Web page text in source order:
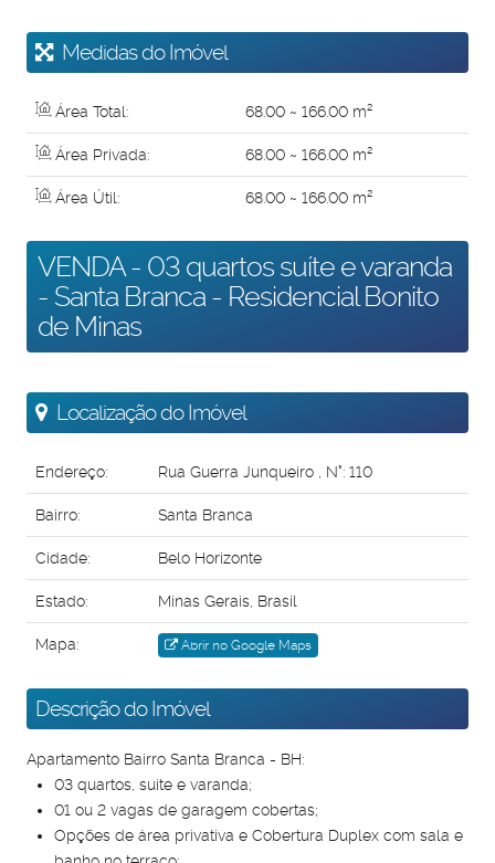
Medidas do Imóvel
Área Total: 68.00 ~ 166.00 m²
Área Privada: 68.00 ~ 166.00 m²
Área Útil: 68.00 ~ 166.00 m²
VENDA - 03 quartos suíte e varanda
- Santa Branca - Residencial Bonito
de Minas
Localização do Imóvel
Endereço: Rua Guerra Junqueiro N°: 110
Bairro: Santa Branca
Cidade: Belo Horizonte
Estado: Minas Gerais, Brasil
Mapa: Abrir no Google Maps
Descrição do Imóvel
Apartamento Bairro Santa Branca - BH:
03 quartos, suíte e varanda;
01 ou 2 vagas de garagem cobertas;
Opções de área privativa e Cobertura Duplex com sala e